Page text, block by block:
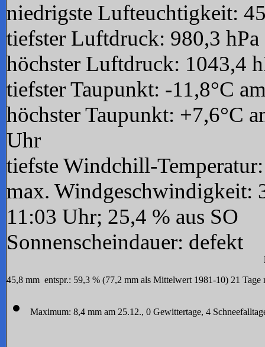
niedrigste Lufteuchtigkeit:
tiefster Luftdruck: 980,3
höchster Luftdruck: 1043,4
tiefster Taupunkt: -11,8°C
höchster Taupunkt: +7,6°C
tiefste Windchill-
max. Windgeschwindigkeit:
11:03 Uhr; 25,4 % aus SO
Sonnenscheindauer: defekt
45,8 mm entspr.: 59,3 % (77,2 mm als Mittelwert 1981-10) 21
Maximum: 8,4 mm am 25.12., 0 Gewittertage, 4